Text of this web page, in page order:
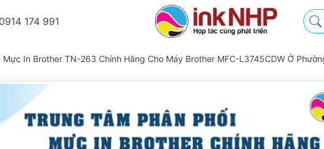
0914 174 991
Mực In Brother TN-263 Chính Hãng Cho Máy Brother MFC-L3745CDW Ở